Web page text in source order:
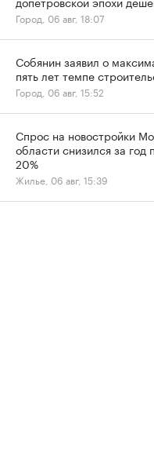
Город, 06 авг, 18:07
Собянин заявил о
пять лет темпе
Город, 06 авг, 15:52
Спрос на новостройки
области снизился за год
20%
Жилье, 06 авг, 15:39